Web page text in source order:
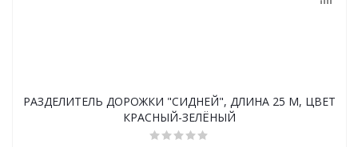
РАЗДЕЛИТЕЛЬ ДОРОЖКИ "СИДНЕЙ", ДЛИНА 25 М, ЦВЕТ
КРАСНЫЙ-ЗЕЛЁНЫЙ